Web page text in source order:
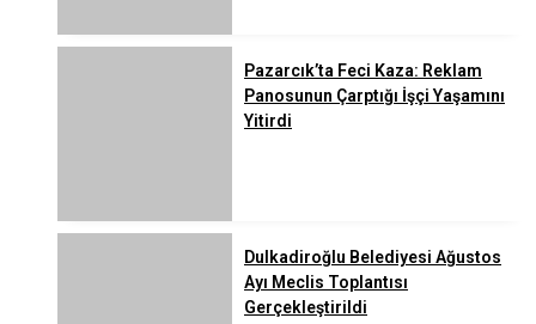
Pazarcık’ta Feci Kaza: Reklam
Panosunun Çarptığı İşçi Yaşamını
Yitirdi
Dulkadiroğlu Belediyesi Ağustos
Ayı Meclis Toplantısı
Gerçekleştirildi